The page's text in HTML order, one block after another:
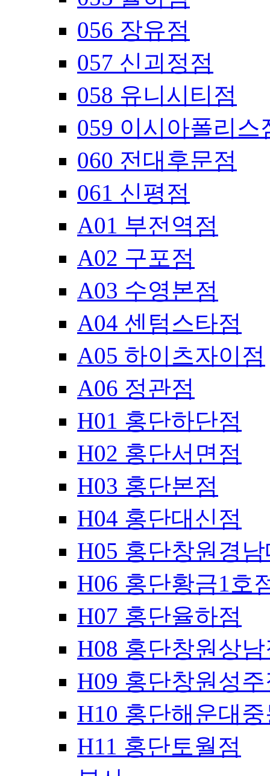
056 장유점
057 신괴정점
058 유니시티점
059 이시아폴리스
060 전대후문점
061 신평점
A01 부전역점
A02 구포점
A03 수영본점
A04 센텀스타점
A05 하이츠자이점
A06 정관점
H01 홍단하단점
H02 홍단서면점
H03 홍단본점
H04 홍단대신점
H05 홍단창원경
H06 홍단황금1호
H07 홍단율하점
H08 홍단창원상
H09 홍단창원성
H10 홍단해운대
H11 홍단토월점